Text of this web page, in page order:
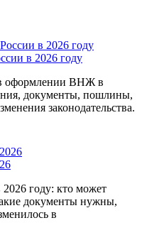
в 2026 году
в оформлении ВНЖ в
документы, пошлины,
законодательства.
году: кто может
документы нужны,
в